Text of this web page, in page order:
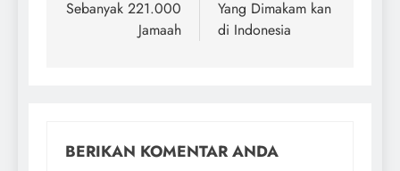
Sebanyak 221.000
Jamaah
Yang Dimakam kan
di Indonesia
BERIKAN KOMENTAR ANDA